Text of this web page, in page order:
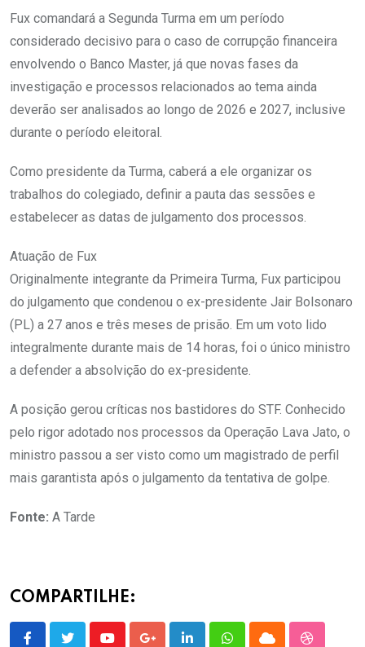
Fux comandará a Segunda Turma em um período
considerado decisivo para o caso de corrupção financeira
envolvendo o Banco Master, já que novas fases da
investigação e processos relacionados ao tema ainda
deverão ser analisados ao longo de 2026 e 2027, inclusive
durante o período eleitoral.
Como presidente da Turma, caberá a ele organizar os
trabalhos do colegiado, definir a pauta das sessões e
estabelecer as datas de julgamento dos processos.
Atuação de Fux
Originalmente integrante da Primeira Turma, Fux participou
do julgamento que condenou o ex-presidente Jair Bolsonaro
(PL) a 27 anos e três meses de prisão. Em um voto lido
integralmente durante mais de 14 horas, foi o único ministro
a defender a absolvição do ex-presidente.
A posição gerou críticas nos bastidores do STF. Conhecido
pelo rigor adotado nos processos da Operação Lava Jato, o
ministro passou a ser visto como um magistrado de perfil
mais garantista após o julgamento da tentativa de golpe.
Fonte: A Tarde
COMPARTILHE: